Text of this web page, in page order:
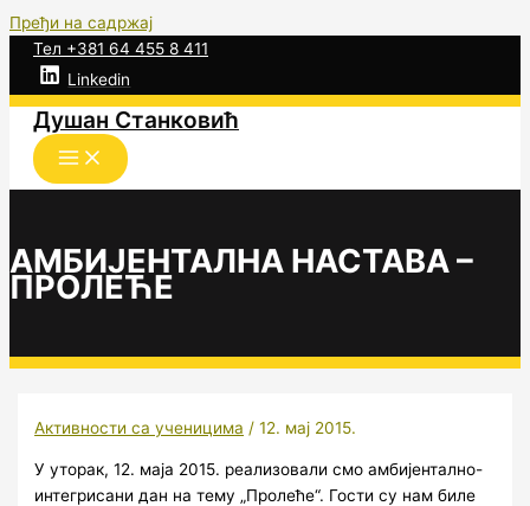
Пређи на садржај
Тел +381 64 455 8 411
Linkedin
Душан Станковић
АМБИЈЕНТАЛНА НАСТАВА –
ПРОЛЕЋЕ
Активности са ученицима /12. мај 2015.
У уторак, 12. маја 2015. реализовали смо амбијентално-
интегрисани дан на тему „Пролеће“. Гости су нам биле